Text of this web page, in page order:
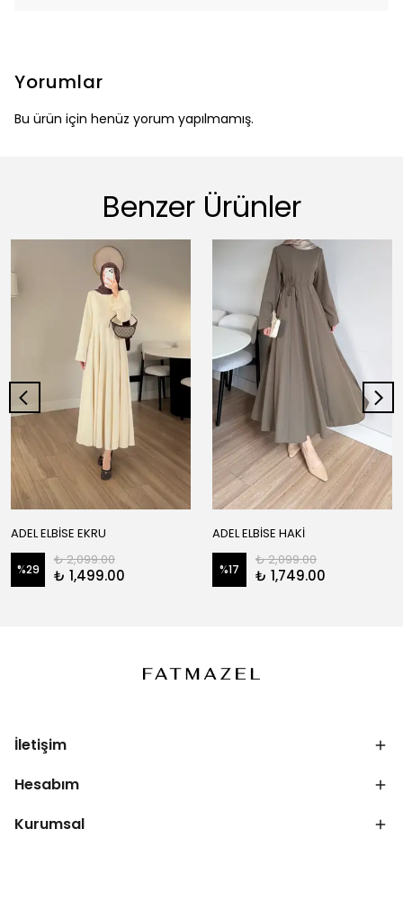
Yorumlar
Bu ürün için henüz yorum yapılmamış.
Benzer Ürünler
ADEL ELBİSE EKRU
%29
₺ 2,099.00
₺ 1,499.00
ADEL ELBİSE HAKİ
%17
₺ 2,099.00
₺ 1,749.00
İletişim
Hesabım
Kurumsal